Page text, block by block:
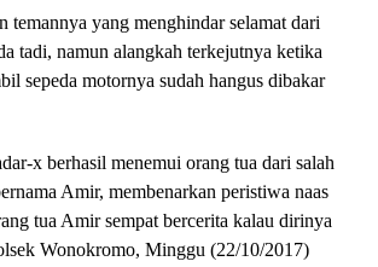
temannya yang menghindar selamat dari
tadi, namun alangkah terkejutnya ketika
sepeda motornya sudah hangus dibakar
x berhasil menemui orang tua dari salah
Amir, membenarkan peristiwa naas
tua Amir sempat bercerita kalau dirinya
Wonokromo, Minggu (22/10/2017)